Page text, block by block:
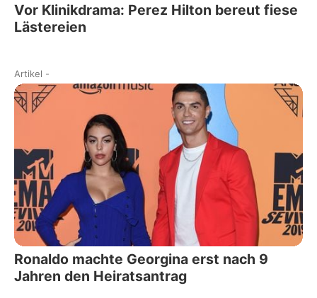
Vor Klinikdrama: Perez Hilton bereut fiese
Lästereien
Artikel -
Ronaldo machte Georgina erst nach 9
Jahren den Heiratsantrag